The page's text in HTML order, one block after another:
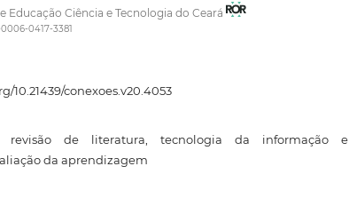
Educação Ciência e Tecnologia do Ceará
0417-3381
10.21439/conexoes.v20.4053
revisão de literatura, tecnologia da informação e
da aprendizagem